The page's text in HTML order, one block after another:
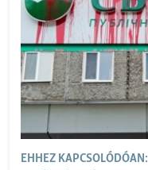
EHHEZ KAPCSOLÓDÓAN: